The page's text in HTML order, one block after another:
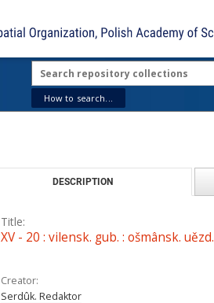
How to search...
DESCRIPTION
Title:
XV - 20 : vilensk. gub. : ošmânsk. uězd.
Creator:
Serdûk. Redaktor